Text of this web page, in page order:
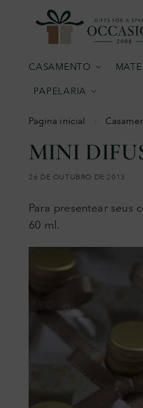
CASAMENTO
PAPELARIA
Pagina inicial
MINI
26 DE OUTUBRO DE 2013
Para presentear
60 ml.